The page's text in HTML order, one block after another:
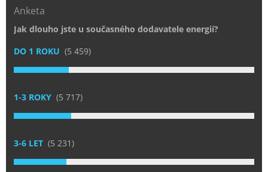
Anketa
Jak dlouho jste u současného dodavatele energií?
DO 1 ROKU (5 459)
1-3 ROKY (5 717)
3-6 LET (5 231)